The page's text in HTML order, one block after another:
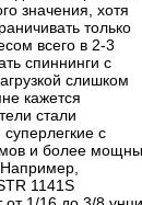
значения, хотя
только
всего в 2-3
спиннинги с
слишком
кажется
стали
с
и более
1141S